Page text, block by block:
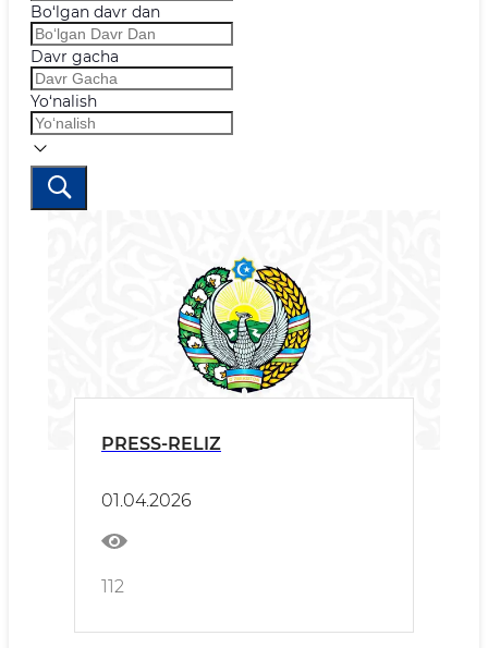
Bo‘lgan davr dan
Davr gacha
Yo‘nalish
PRESS-RELIZ
01.04.2026
112